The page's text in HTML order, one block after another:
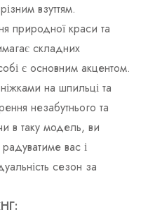
взуттям.
природної краси та
складних
є основним акцентом.
на шпильці та
незабутнього та
в таку модель, ви
вас і
сезон за